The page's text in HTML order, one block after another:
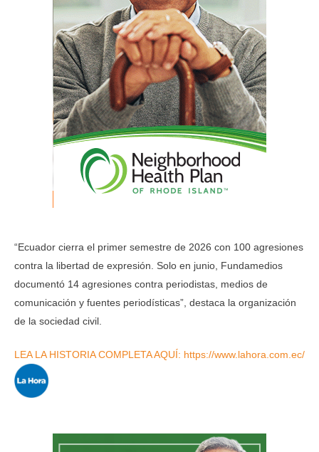
“Ecuador cierra el primer semestre de 2026 con 100 agresiones
contra la libertad de expresión. Solo en junio, Fundamedios
documentó 14 agresiones contra periodistas, medios de
comunicación y fuentes periodísticas”, destaca la organización
de la sociedad civil.
LEA LA HISTORIA COMPLETA AQUÍ: https://www.lahora.com.ec/